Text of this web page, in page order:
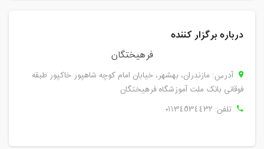
درباره برگزار کننده
فرهيختگان
آدرس: مازندران، بهشهر، خیابان امام کوچه شاهپور خاکپور طبقه
فوقانی بانک ملت آموزشگاه فرهیختگان
تلفن: ٠١١٣٤٥٣٤٤٣٢